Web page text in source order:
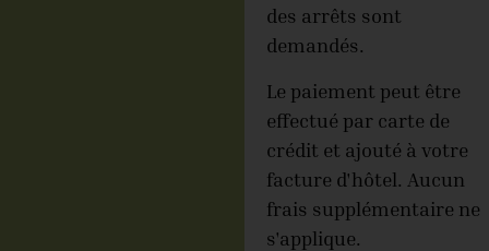
des arrêts sont
demandés.
Le paiement peut être
effectué par carte de
crédit et ajouté à votre
facture d'hôtel. Aucun
frais supplémentaire ne
s'applique.